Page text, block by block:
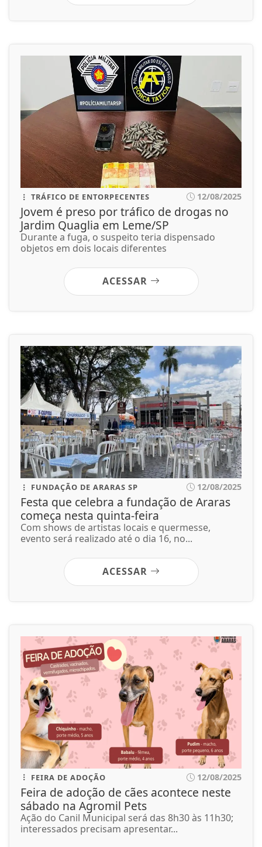
TRÁFICO DE ENTORPECENTES 12/08/2025
Jovem é preso por tráfico de drogas no
Jardim Quaglia em Leme/SP
Durante a fuga, o suspeito teria dispensado
objetos em dois locais diferentes
ACESSAR
FUNDAÇÃO DE ARARAS SP 12/08/2025
Festa que celebra a fundação de Araras
começa nesta quinta-feira
Com shows de artistas locais e quermesse,
evento será realizado até o dia 16, no...
ACESSAR
FEIRA DE ADOÇÃO 12/08/2025
Feira de adoção de cães acontece neste
sábado na Agromil Pets
Ação do Canil Municipal será das 8h30 às 11h30;
interessados precisam apresentar...